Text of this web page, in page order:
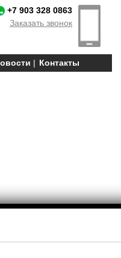
+7 903 328 0863
Заказать звонок
Контакты